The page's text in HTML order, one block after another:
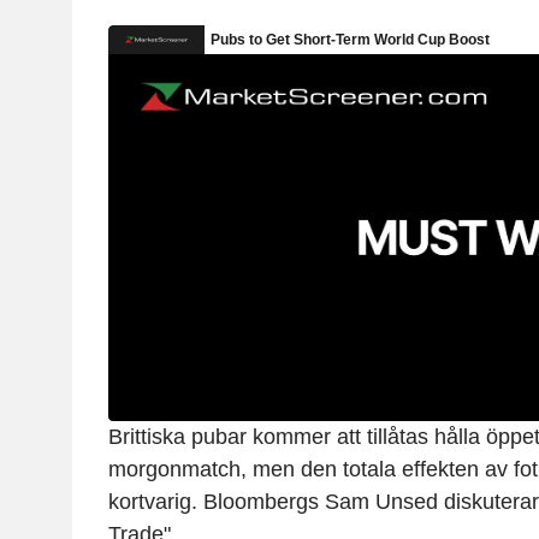
Brittiska pubar kommer att tillåtas hålla
morgonmatch, men den totala effekten av
kortvarig. Bloombergs Sam Unsed
Trade".